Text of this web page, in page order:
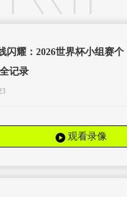
闪耀：2026世界杯小组赛个
记录
观看录像